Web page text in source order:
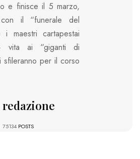
e finisce il 5 marzo,
il “funerale del
i maestri cartapestai
vita ai “giganti di
sfileranno per il corso
redazione
75134 POSTS